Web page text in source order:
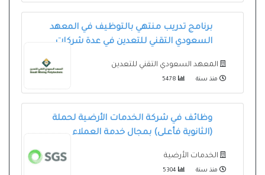
برنامج تدريب منتهي بالتوظيف في المعهد
السعودي التقني للتعدين في عدة شركات
المعهد السعودي التقني للتعدين
منذ سنة
وظائف في شركة الخدمات الأرضية لحملة
(الثانوية فأعلى) بمجال خدمة العملاء
الخدمات الأرضية
منذ سنة